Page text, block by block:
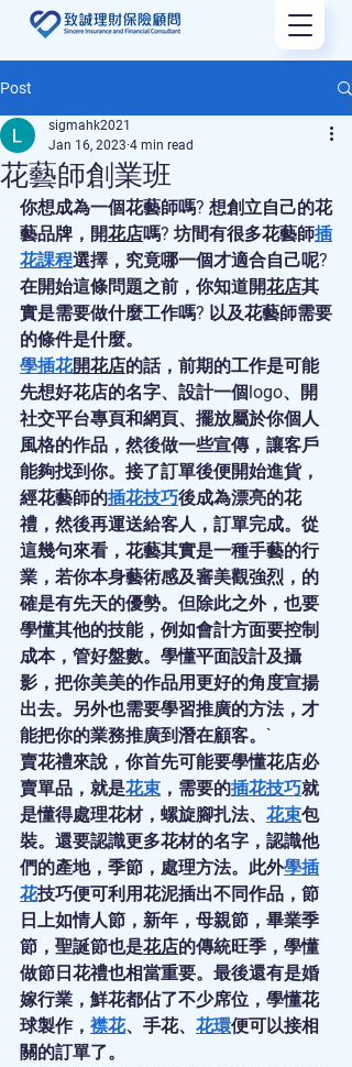
Post
花藝師創業班
sigmahk2021
Jan 16, 2023 4 min read
你想成為一個花藝師嗎? 想創立自己的花
藝品牌，開花店嗎? 坊間有很多花藝師插
花課程選擇，究竟哪一個才適合自己呢?
在開始這條問題之前，你知道開花店其
實是需要做什麼工作嗎? 以及花藝師需要
的條件是什麼。
學插花開花店的話，前期的工作是可能
先想好花店的名字、設計一個logo、開
社交平台專頁和網頁、擺放屬於你個人
風格的作品，然後做一些宣傳，讓客戶
能夠找到你。接了訂單後便開始進貨，
經花藝師的插花技巧後成為漂亮的花
禮，然後再運送給客人，訂單完成。從
這幾句來看，花藝其實是一種手藝的行
業，若你本身藝術感及審美觀強烈，的
確是有先天的優勢。但除此之外，也要
學懂其他的技能，例如會計方面要控制
成本，管好盤數。學懂平面設計及攝
影，把你美美的作品用更好的角度宣揚
出去。另外也需要學習推廣的方法，才
能把你的業務推廣到潛在顧客。`
賣花禮來說，你首先可能要學懂花店必
賣單品，就是花束 ，需要的插花技巧就
是懂得處理花材，螺旋腳扎法、 花束包
裝。還要認識更多花材的名字，認識他
們的產地，季節，處理方法。此外學插
花技巧便可利用花泥插出不同作品，節
日上如情人節，新年，母親節，畢業季
節，聖誕節也是花店的傳統旺季，學懂
做節日花禮也相當重要。最後還有是婚
嫁行業，鮮花都佔了不少席位，學懂花
球製作， 襟花、手花、 花環便可以接相
關的訂單了。